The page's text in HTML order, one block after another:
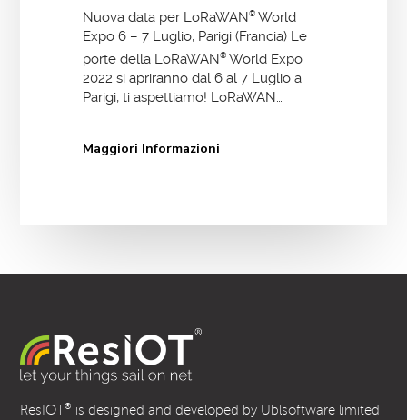
Nuova data per LoRaWAN® World
Expo 6 – 7 Luglio, Parigi (Francia) Le
porte della LoRaWAN® World Expo
2022 si apriranno dal 6 al 7 Luglio a
Parigi, ti aspettiamo! LoRaWAN…
Maggiori Informazioni
ResIOT® is designed and developed by Ublsoftware limited